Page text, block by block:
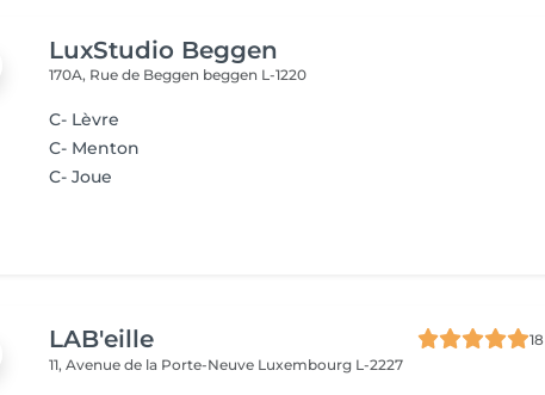
LuxStudio Beggen
170A, Rue de Beggen beggen L-1220
C- Lèvre
C- Menton
C- Joue
LAB'eille
18
11, Avenue de la Porte-Neuve Luxembourg L-2227